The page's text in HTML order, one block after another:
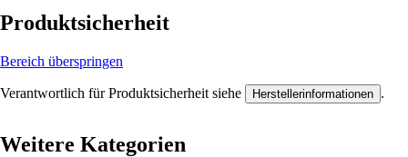
Produktsicherheit
Bereich überspringen
Verantwortlich für Produktsicherheit siehe Herstellerinformationen .
Weitere Kategorien